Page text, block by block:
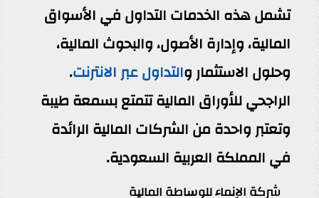
تشمل هذه الخدمات التداول في الأسواق
المالية، وإدارة الأصول، والبحوث المالية،
وحلول الاستثمار والتداول عبر الانترنت.
الراجحي للأوراق المالية تتمتع بسمعة طيبة
وتعتبر واحدة من الشركات المالية الرائدة
في المملكة العربية السعودية.
شركة الإنماء للوساطة المالية